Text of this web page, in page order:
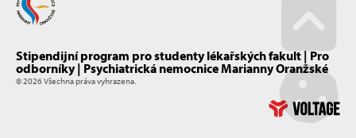
Stipendijní program pro studenty lékařských fakult | Pro
odborníky | Psychiatrická nemocnice Marianny Oranžské
© 2026 Všechna práva vyhrazena.
Go